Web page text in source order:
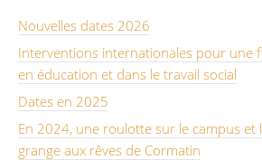
Nouvelles dates 2026
Interventions internationales pour une
en éducation et dans le travail social
Dates en 2025
En 2024, une roulotte sur le campus et
grange aux rêves de Cormatin